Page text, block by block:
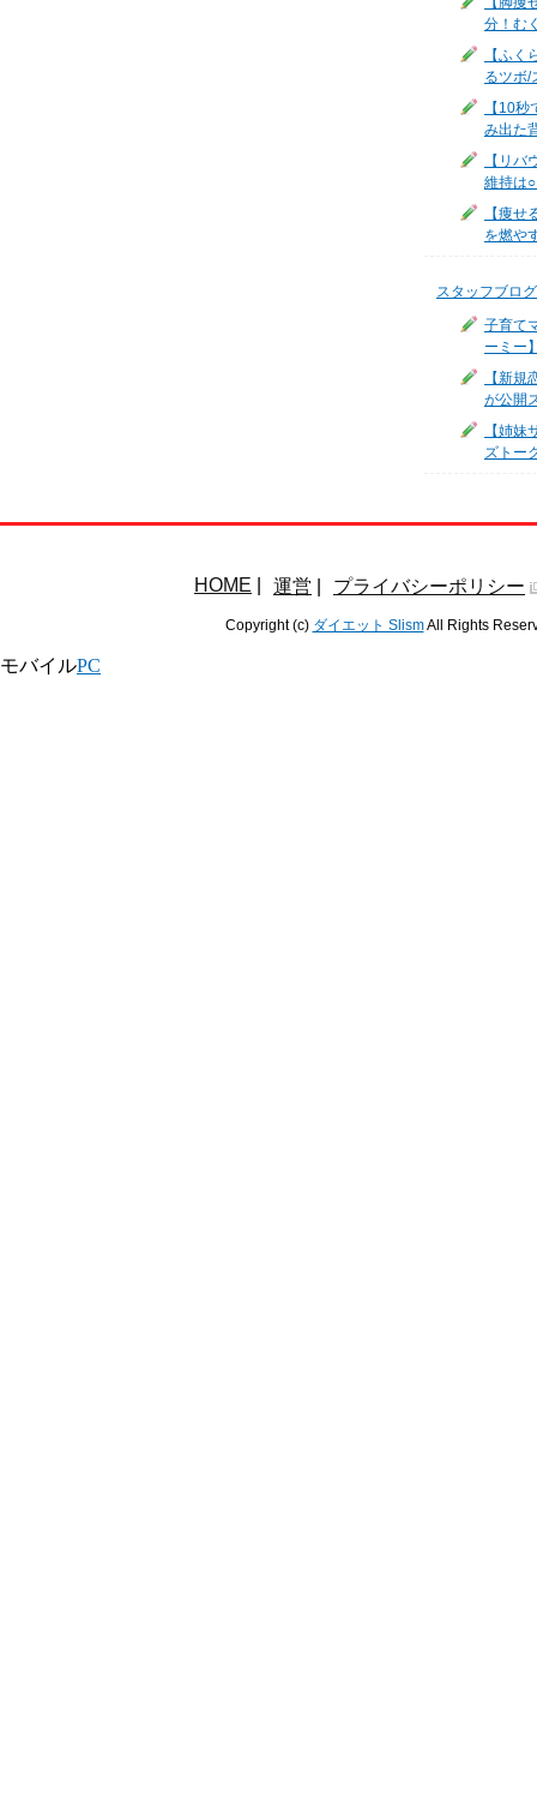
分！む
【ふ
るツボ/
【10
み出た
【リ
維持は
【痩
を燃や
スタッフブログ
子育て
ーミー
【新
が公開
【姉
ズトー
HOME 運営 プライバシーポリシー
Copyright (c) ダイエット SlismAll Rights
モバイルPC